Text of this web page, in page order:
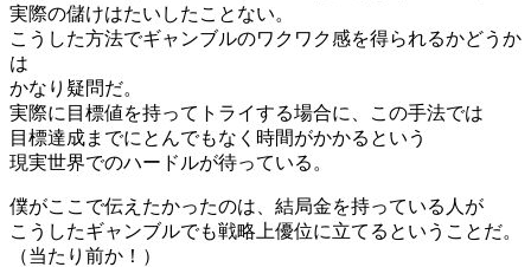
実際の儲けはたいしたことない。
こうした方法でギャンブルのワクワク感を得られるかどうか
は
かなり疑問だ。
実際に目標値を持ってトライする場合に、この手法では
目標達成までにとんでもなく時間がかかるという
現実世界でのハードルが待っている。
僕がここで伝えたかったのは、結局金を持っている人が
こうしたギャンブルでも戦略上優位に立てるということだ。
（当たり前か！）